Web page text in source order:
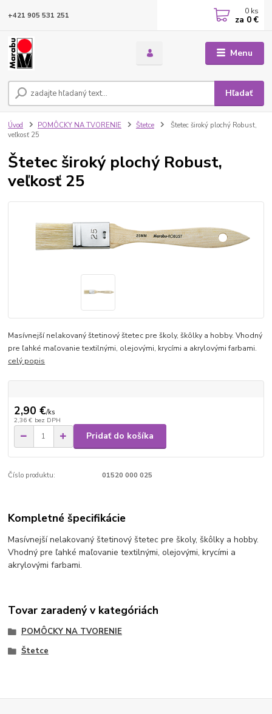
Menu
Hľadať
+421 905 531 251 0 ks
za 0 €
Úvod POMÔCKY NA TVORENIE Štetce
Štetec široký plochý Robust,
veľkosť 25
Štetec široký plochý Robust,
veľkosť 25
Masívnejší nelakovaný štetinový štetec pre školy, škôlky a hobby. Vhodný
pre ľahké maľovanie textilnými, olejovými, krycími a akrylovými farbami.
celý popis
2,90 €/ks
2,36 € bez DPH
Pridať do košíka
Číslo produktu: 01520 000 025
Kompletné špecifikácie
Masívnejší nelakovaný štetinový štetec pre školy, škôlky a hobby.
Vhodný pre ľahké maľovanie textilnými, olejovými, krycími a
akrylovými farbami.
Tovar zaradený v kategóriách
POMÔCKY NA TVORENIE
Štetce